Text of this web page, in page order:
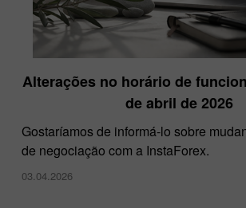
Alterações no horário de
de abril de 2026
Gostaríamos de informá-lo sobre
de negociação com a InstaForex.
03.04.2026